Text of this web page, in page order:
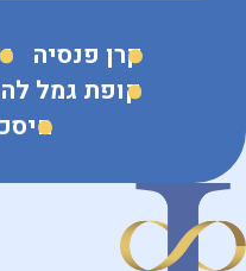
קרן פנסיה
קופת גמל